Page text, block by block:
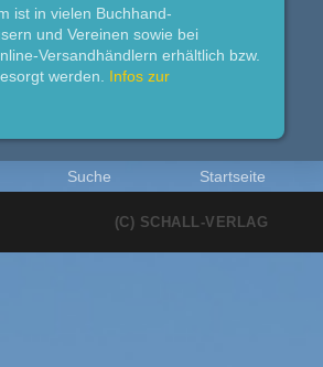
ist in vielen Buchhand-
und Vereinen sowie bei
Versandhändlern erhältlich bzw.
werden. Infos zur
Suche Startseite
(C) SCHALL-VERLAG